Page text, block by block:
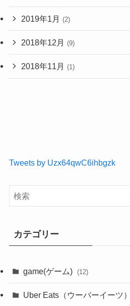
2019年1月 (2)
2018年12月 (9)
2018年11月 (1)
Tweets by Uzx64qwC6ihbgzk
カテゴリー
game(ゲーム) (12)
Uber Eats（ウーバーイーツ）